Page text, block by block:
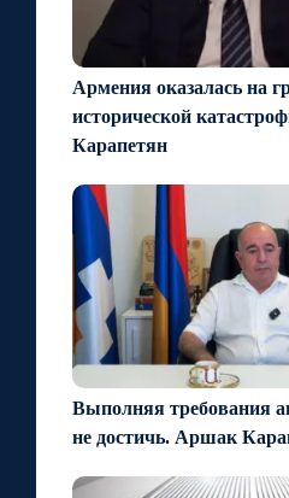
Армения оказалась на
исторической
Карапетян
Выполняя требования
не достичь. Аршак